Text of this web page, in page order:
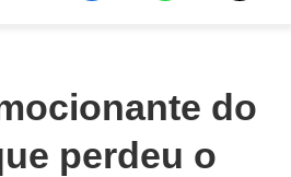
do
perdeu o